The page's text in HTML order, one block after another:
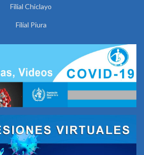
Filial Chiclayo
Filial Piura